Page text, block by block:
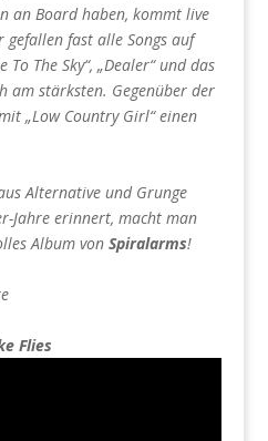
an Board haben, kommt live
fast alle Songs auf
The Sky“, „Dealer“ und das
am stärksten. Gegenüber der
„Low Country Girl“ einen
Alternative und Grunge
Jahre erinnert, macht man
Album von Spiralarms!
Flies